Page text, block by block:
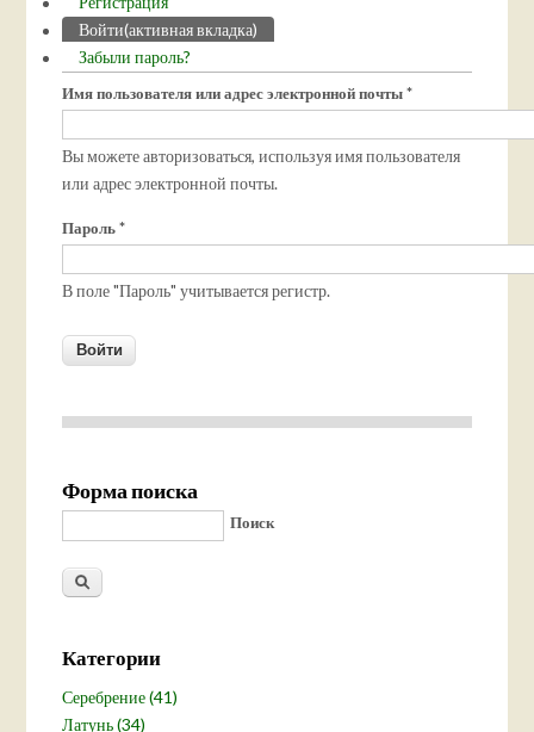
Войти(активная вкладка)
Забыли пароль?
Имя пользователя или адрес электронной почты*
Вы можете авторизоваться, используя имя пользователя
или адрес электронной почты.
Пароль*
В поле "Пароль" учитывается регистр.
Форма поиска
Поиск
Категории
Серебрение (41)
Латунь (34)